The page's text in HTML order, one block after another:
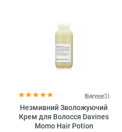
Відгуки(1)
Незмивний Зволожуючий
Крем для Волосся Davines
Momo Hair Potion